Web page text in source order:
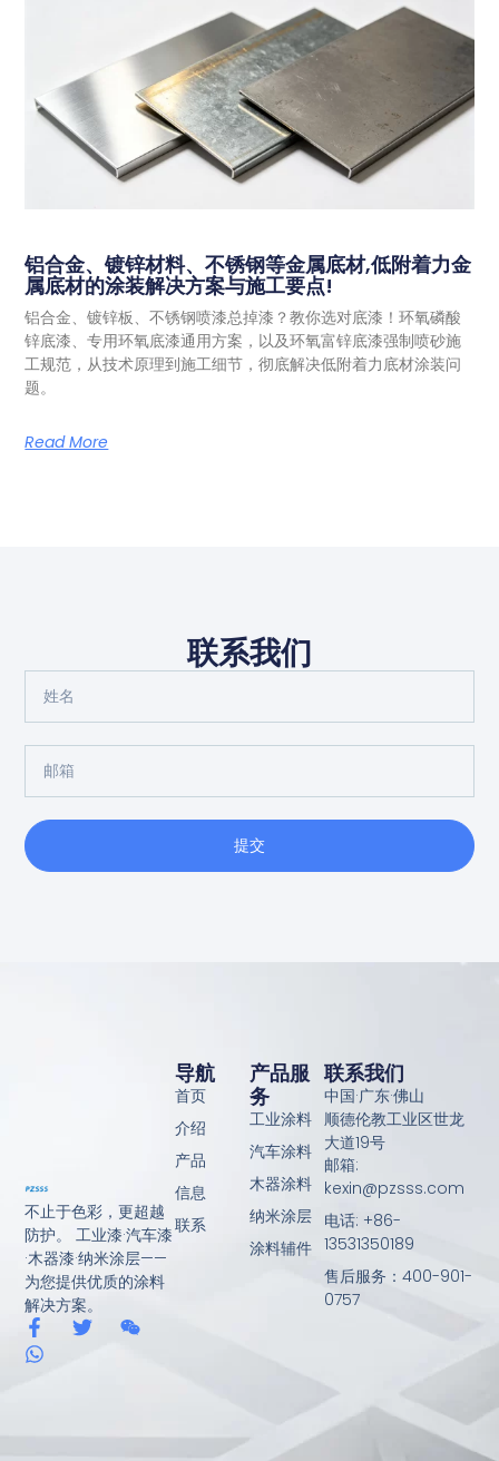
铝合金、镀锌材料、不锈钢等金属底材,低附着力金
属底材的涂装解决方案与施工要点!
铝合金、镀锌板、不锈钢喷漆总掉漆？教你选对底漆！环氧磷酸
锌底漆、专用环氧底漆通用方案，以及环氧富锌底漆强制喷砂施
工规范，从技术原理到施工细节，彻底解决低附着力底材涂装问
题。
Read More
联系我们
提交
不止于色彩，更超越
防护。 工业漆·汽车漆
·木器漆·纳米涂层——
为您提供优质的涂料
解决方案。
产品服
务
工业涂料
汽车涂料
木器涂料
纳米涂层
涂料辅件
导航
首页
介绍
产品
信息
联系
联系我们
中国·广东·佛山
顺德伦教工业区世龙
大道19号
邮箱:
kexin@pzsss.com
电话: +86-
13531350189
售后服务：400-901-
0757